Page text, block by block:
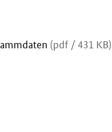
(pdf / 431 KB)